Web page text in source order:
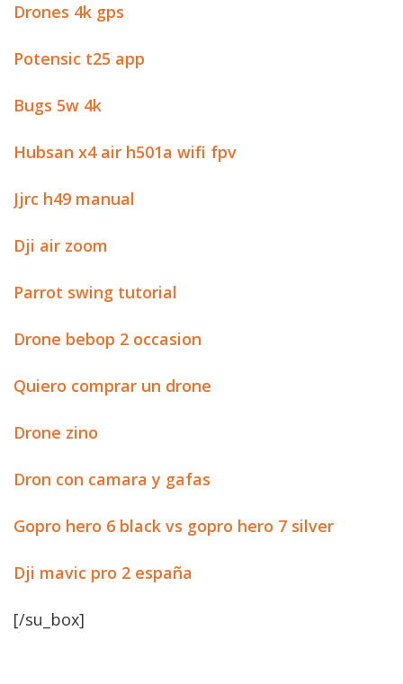
Drones 4k gps
Potensic t25 app
Bugs 5w 4k
Hubsan x4 air h501a wifi fpv
Jjrc h49 manual
Dji air zoom
Parrot swing tutorial
Drone bebop 2 occasion
Quiero comprar un drone
Drone zino
Dron con camara y gafas
Gopro hero 6 black vs gopro hero 7 silver
Dji mavic pro 2 españa
[/su_box]